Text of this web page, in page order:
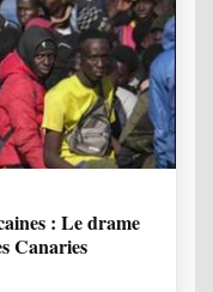
: Le drame
Canaries